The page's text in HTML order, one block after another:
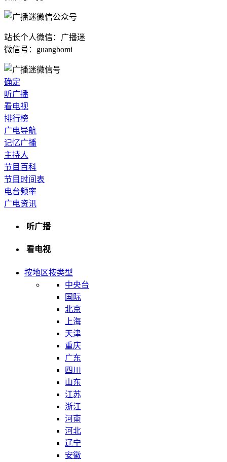
站长个人微信：广播迷
微信号：guangbomi
确定
听广播
看电视
排行榜
广电导航
记忆广播
主持人
节目百科
节目时间表
电台频率
广电资讯
听广播
看电视
按地区按类型
中央台
国际
北京
上海
天津
重庆
广东
四川
山东
江苏
浙江
河南
河北
辽宁
安徽